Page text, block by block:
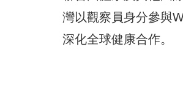
灣以觀察員身分參與
深化全球健康合作。